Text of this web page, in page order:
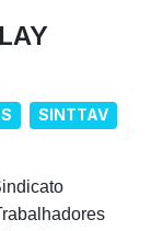
SINTTAV